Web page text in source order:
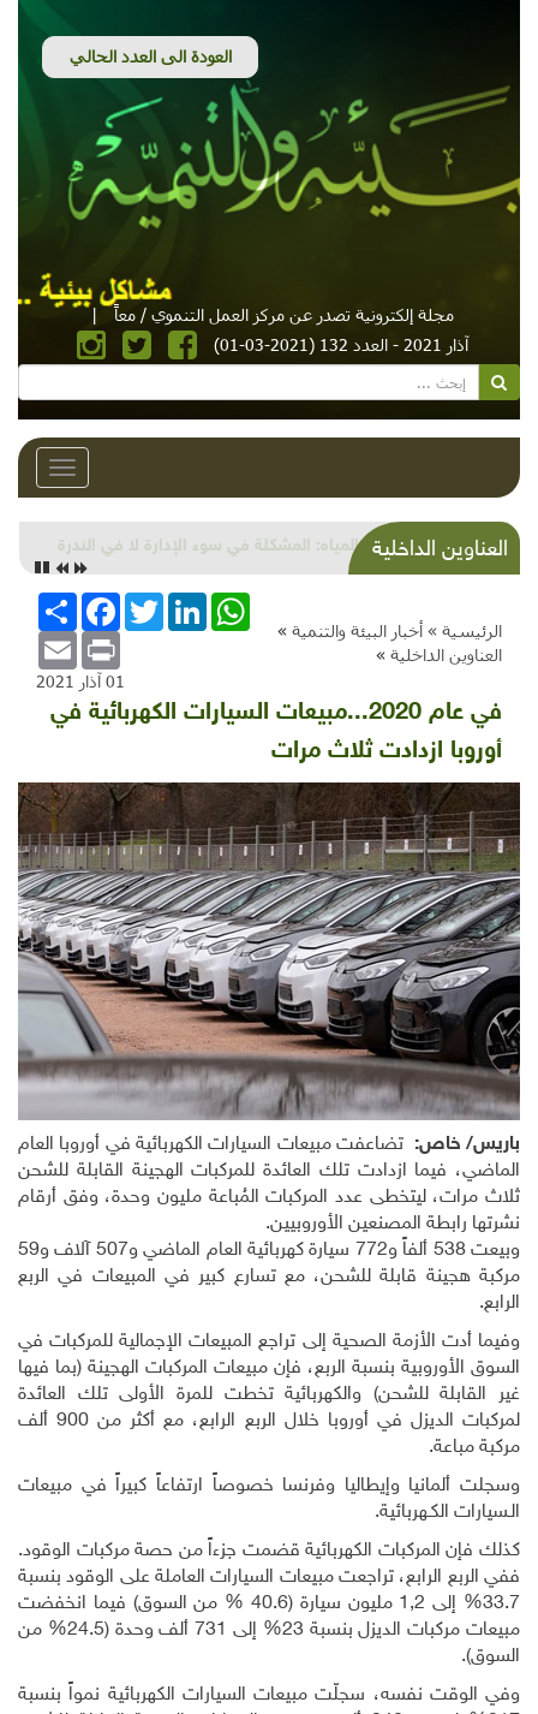
مجلة إلكترونية تصدر عن مركز العمل التنموي / معاً
|
آذار 2021 - العدد 132 (2021-03-01)
Toggle
العناوين الداخليةأزمة المياه: المشكلة في سوء الإدارة لا في الندرة
الرئيسية » أخبار البيئة والتنمية »
العناوين الداخلية »
انشر
FacebookTwitterLinkedInWhatsApp
Email Print
01 آذار 2021
في عام 2020...مبيعات السيارات الكهربائية في
أوروبا ازدادت ثلاث مرات
باريس/ خاص: تضاعفت مبيعات السيارات الكهربائية في أوروبا العام
الماضي، فيما ازدادت تلك العائدة للمركبات الهجينة القابلة للشحن
ثلاث مرات، ليتخطى عدد المركبات المُباعة مليون وحدة، وفق أرقام
نشرتها رابطة المصنعين الأوروبيين.
وبيعت 538 ألفاً و772 سيارة كهربائية العام الماضي و507 آلاف و59
مركبة هجينة قابلة للشحن، مع تسارع كبير في المبيعات في الربع
الرابع.
وفيما أدت الأزمة الصحية إلى تراجع المبيعات الإجمالية للمركبات في
السوق الأوروبية بنسبة الربع، فإن مبيعات المركبات الهجينة (بما فيها
غير القابلة للشحن) والكهربائية تخطت للمرة الأولى تلك العائدة
لمركبات الديزل في أوروبا خلال الربع الرابع، مع أكثر من 900 ألف
مركبة مباعة.
وسجلت ألمانيا وإيطاليا وفرنسا خصوصاً ارتفاعاً كبيراً في مبيعات
الـسيارات الكـهربائية.
كذلك فإن المركبات الكهربائية قضمت جزءاً من حصة مركبات الوقود.
ففي الربع الرابع، تراجعت مبيعات السيارات العاملة على الوقود بنسبة
33.7% إلى 1,2 مليون سيارة (40.6 % من السوق) فيما انخفضت
مبيعات مركبات الديزل بنسبة 23% إلى 731 ألف وحدة (24.5% من
السوق).
وفي الوقت نفسه، سجلّت مبيعات السيارات الكهربائية نمواً بنسبة